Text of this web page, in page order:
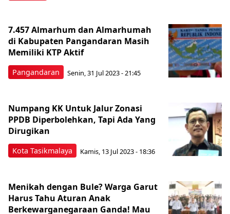
Pangandaran
7.457 Almarhum dan Almarhumah
di Kabupaten Pangandaran Masih
Memiliki KTP Aktif
Senin, 31 Jul 2023 - 21:45
Kota Tasikmalaya
Numpang KK Untuk Jalur Zonasi
PPDB Diperbolehkan, Tapi Ada Yang
Dirugikan
Kamis, 13 Jul 2023 - 18:36
Menikah dengan Bule? Warga Garut
Harus Tahu Aturan Anak
Berkewarganegaraan Ganda! Mau